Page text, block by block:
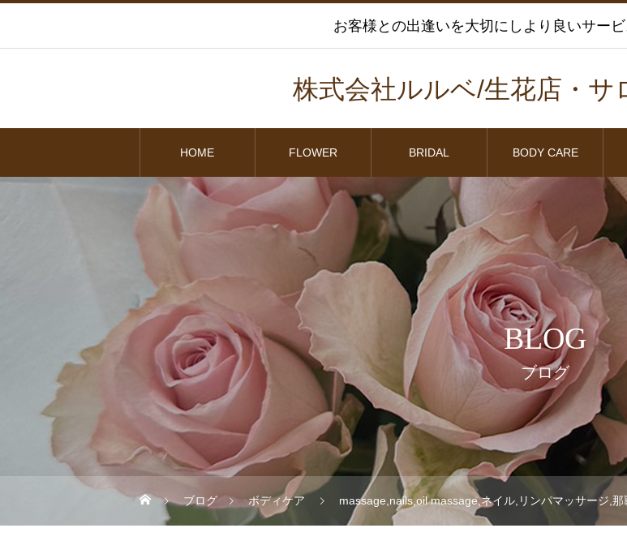
お客様との出逢いを大切にしより良いサービ
株式会社ルルベ/生花店・サ
HOME FLOWER BRIDAL BODY CARE
BLOG
ブログ
ブログ ボディケア massage,nails,oil massage,ネイル,リンパマッサージ,那